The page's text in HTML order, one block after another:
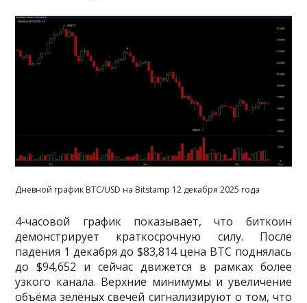
Дневной график BTC/USD на Bitstamp 12 декабря 2025 года
4-часовой график показывает, что биткоин
демонстрирует краткосрочную силу. После
падения 1 декабря до $83,814 цена BTC поднялась
до $94,652 и сейчас движется в рамках более
узкого канала. Верхние минимумы и увеличение
объёма зелёных свечей сигнализируют о том, что